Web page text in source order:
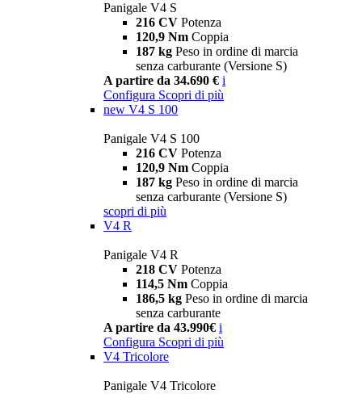
Panigale V4 S
216 CV Potenza
120,9 Nm Coppia
187 kg Peso in ordine di marcia
senza carburante (Versione S)
A partire da 34.690 € i
Configura Scopri di più
new V4 S 100
Panigale V4 S 100
216 CV Potenza
120,9 Nm Coppia
187 kg Peso in ordine di marcia
senza carburante (Versione S)
scopri di più
V4 R
Panigale V4 R
218 CV Potenza
114,5 Nm Coppia
186,5 kg Peso in ordine di marcia
senza carburante
A partire da 43.990€ i
Configura Scopri di più
V4 Tricolore
Panigale V4 Tricolore